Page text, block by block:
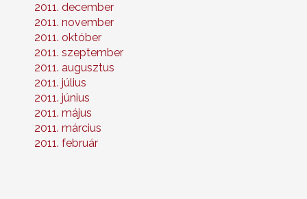
2011. december
2011. november
2011. október
2011. szeptember
2011. augusztus
2011. július
2011. június
2011. május
2011. március
2011. február